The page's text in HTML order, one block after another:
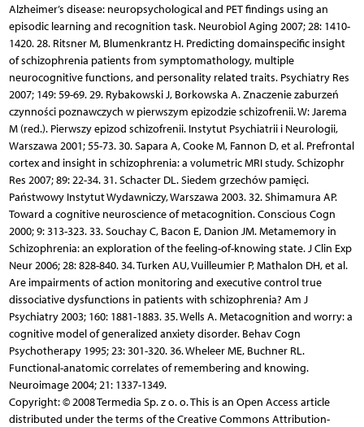
Alzheimer’s disease: neuropsychological and PET findings using an
episodic learning and recognition task. Neurobiol Aging 2007; 28: 1410-
1420. 28. Ritsner M, Blumenkrantz H. Predicting domainspecific insight
of schizophrenia patients from symptomathology, multiple
neurocognitive functions, and personality related traits. Psychiatry Res
2007; 149: 59-69. 29. Rybakowski J, Borkowska A. Znaczenie zaburzeń
czynności poznawczych w pierwszym epizodzie schizofrenii. W: Jarema
M (red.). Pierwszy epizod schizofrenii. Instytut Psychiatrii i Neurologii,
Warszawa 2001; 55-73. 30. Sapara A, Cooke M, Fannon D, et al. Prefrontal
cortex and insight in schizophrenia: a volumetric MRI study. Schizophr
Res 2007; 89: 22-34. 31. Schacter DL. Siedem grzechów pamięci.
Państwowy Instytut Wydawniczy, Warszawa 2003. 32. Shimamura AP.
Toward a cognitive neuroscience of metacognition. Conscious Cogn
2000; 9: 313-323. 33. Souchay C, Bacon E, Danion JM. Metamemory in
Schizophrenia: an exploration of the feeling-of-knowing state. J Clin Exp
Neur 2006; 28: 828-840. 34. Turken AU, Vuilleumier P, Mathalon DH, et al.
Are impairments of action monitoring and executive control true
dissociative dysfunctions in patients with schizophrenia? Am J
Psychiatry 2003; 160: 1881-1883. 35. Wells A. Metacognition and worry: a
cognitive model of generalized anxiety disorder. Behav Cogn
Psychotherapy 1995; 23: 301-320. 36. Wheleer ME, Buchner RL.
Functional-anatomic correlates of remembering and knowing.
Neuroimage 2004; 21: 1337-1349.
Copyright: © 2008 Termedia Sp. z o. o. This is an Open Access article
distributed under the terms of the Creative Commons Attribution-